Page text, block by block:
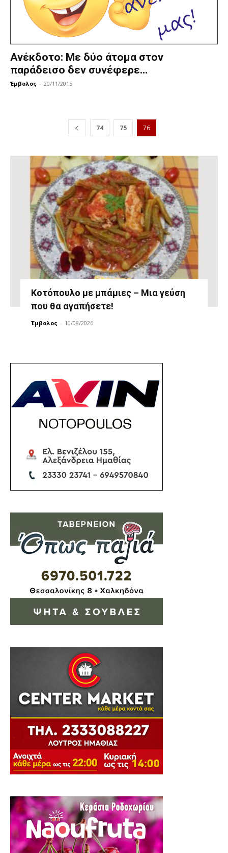
Ανέκδοτο: Με δύο άτομα στον
παράδεισο δεν συνέφερε…
Έμβολος - 20/11/2015
74 75 76
Κοτόπουλο με μπάμιες – Μια γεύση
που θα αγαπήσετε!
Έμβολος - 10/08/2026